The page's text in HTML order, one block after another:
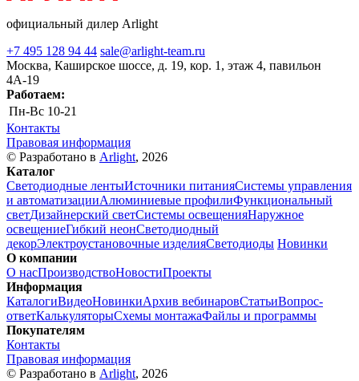
официальный дилер Arlight
+7 495 128 94 44 sale@arlight-team.ru
Москва, Каширское шоссе, д. 19, кор. 1, этаж 4, павильон
4А-19
Работаем:
Пн-Вс 10-21
Контакты
Правовая информация
© Разработано в Arlight, 2026
Каталог
Светодиодные лентыИсточники питанияСистемы управления
и автоматизацииАлюминиевые профилиФункциональный
светДизайнерский светСистемы освещенияНаружное
освещениеГибкий неонСветодиодный
декорЭлектроустановочные изделияСветодиоды Новинки
О компании
О насПроизводствоНовостиПроекты
Информация
КаталогиВидеоНовинкиАрхив вебинаровСтатьиВопрос-
ответКалькуляторыСхемы монтажаФайлы и программы
Покупателям
Контакты
Правовая информация
© Разработано в Arlight, 2026